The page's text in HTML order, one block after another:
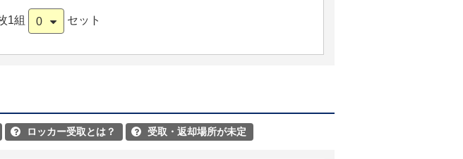
1組 0 セット
 ロッカー受取とは？  受取・返却場所が未定